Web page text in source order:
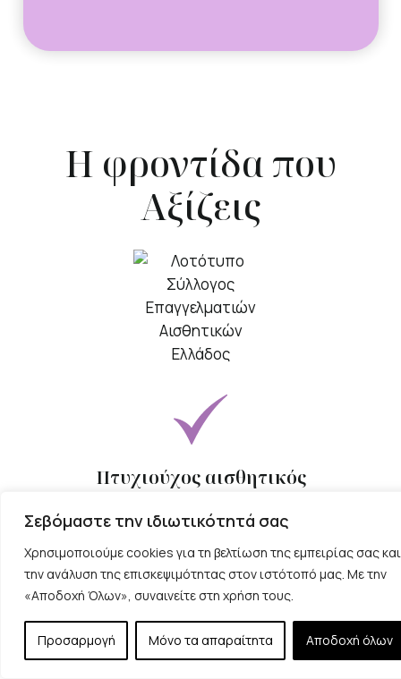
Σεβόμαστε την ιδιωτικότητά σας
Χρησιμοποιούμε cookies για τη βελτίωση της εμπειρίας σας και
την ανάλυση της επισκεψιμότητας στον ιστότοπό μας. Με την
«Αποδοχή Όλων», συναινείτε στη χρήση τους.
Προσαρμογή Μόνο τα απαραίτητα Αποδοχή όλων
Η φροντίδα που
Αξίζεις
Πτυχιούχος αισθητικός
Η φροντίδα σας βρίσκεται στα χέρια μιας
επαγγελματία πτυχιούχου αισθητικού με άριστη
τεχνική εξειδίκευση.